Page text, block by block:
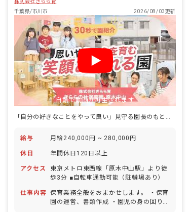
株式会社きらら育
千葉県/市川市
2026/08/03更新
自動で動画が再生されます
「自分の好きなことをやって良い」見守る園長のもとで優しい保育♪
給与 月給240,000円 ~ 280,000円
休日 年間休日120日以上
アクセス
東京メトロ東西線「原木中山駅」より徒
歩3分 ■自転車通勤可能（駐輪場あり）
仕事内容 保育業務全般をおまかせします。 ・保育
園の運営、書類作成 ・園児の身の回りの